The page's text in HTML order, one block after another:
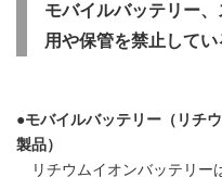
モバイルバッテリー
用や保管を禁止して
●モバイルバッテリー（リチ
製品）
リチウムイオンバッテリー